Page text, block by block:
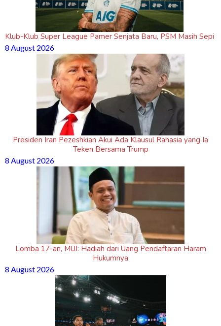
Klub-Klub Super League Pamer Senjata Baru, PSM Masih Sepi
8 August 2026
Presiden Iran Pezeshkian Akui Ada Klausul Rahasia yang Ia
Teken Bersama Trump
8 August 2026
Lomba 17-an, MUI: Hadiah dari Uang Pendaftaran Haram
Hukumnya
8 August 2026